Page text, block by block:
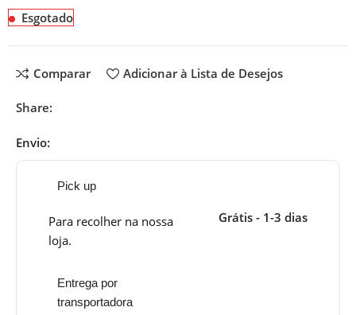
Esgotado
Comparar Adicionar à Lista de Desejos
Share:
Envio:
Pick up
Para recolher na nossa
loja.
Grátis - 1-3 dias
Entrega por
transportadora